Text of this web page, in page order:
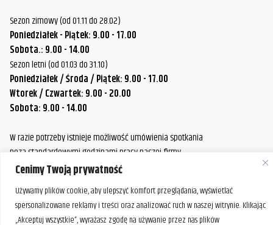
Cenimy Twoją prywatność
Używamy plików cookie, aby ulepszyć komfort przeglądania, wyświetlać
spersonalizowane reklamy i treści oraz analizować ruch w naszej witrynie. Klikając
„Akceptuj wszystkie”, wyrażasz zgodę na używanie przez nas plików
Sezon zimowy (od 01.11 do 28.02)
Poniedziałek - Piątek: 9.00 - 17.00
Sobota.: 9.00 - 14.00
Sezon letni (od 01.03 do 31.10)
Poniedziałek / Środa / Piątek: 9.00 - 17.00
Wtorek / Czwartek: 9.00 - 20.00
Sobota: 9.00 - 14.00
W razie potrzeby istnieje możliwość umówienia spotkania
poza standardowymi godzinami pracy naszej firmy.
Prosimy o wcześniejszy kontakt, aby ustalić dogodny termin.